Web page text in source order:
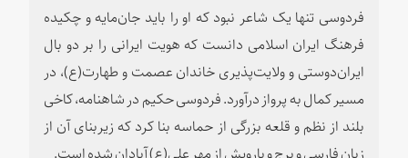
فردوسی تنها یک شاعر نبود که او را باید جانمایه و چکیده
فرهنگ ایران اسلامی دانست که هویت ایرانی را بر دو بال
ایراندوستی و ولایتپذیری خاندان عصمت و طهارت(ع)، در
مسیر کمال به پرواز درآورد. فردوسی حکیم در شاهنامه، کاخی
بلند از نظم و قلعه بزرگی از حماسه بنا کرد که زیربنای آن از
زبان فارسی و برج و بارویش از مهر علی(ع) آبادان شده است.